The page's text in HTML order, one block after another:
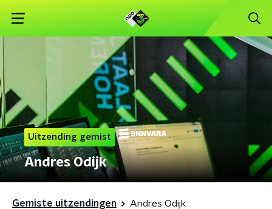
Uitzending gemist
Andres Odijk
Gemiste uitzendingen Andres Odijk